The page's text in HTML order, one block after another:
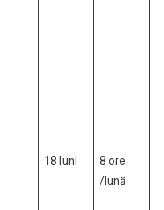
18 luni
8 ore
/lună